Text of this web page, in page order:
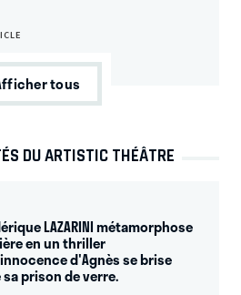
tous
DU ARTISTIC THÉÂTRE
LAZARINI métamorphose
en un thriller
d'Agnès se brise
prison de verre.